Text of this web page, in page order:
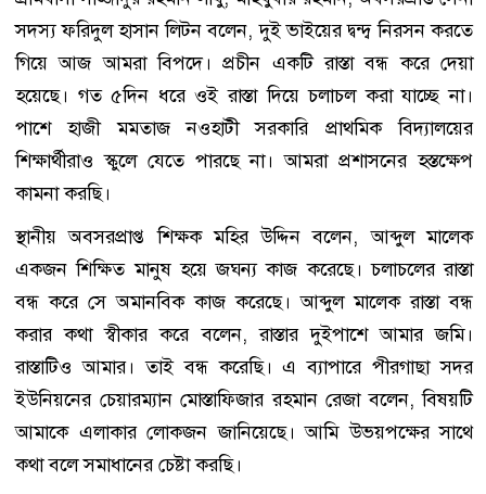
সদস্য ফরিদুল হাসান লিটন বলেন, দুই ভাইয়ের দ্বন্দ্ব নিরসন করতে
গিয়ে আজ আমরা বিপদে। প্রচীন একটি রাস্তা বন্ধ করে দেয়া
হয়েছে। গত ৫দিন ধরে ওই রাস্তা দিয়ে চলাচল করা যাচ্ছে না।
পাশে হাজী মমতাজ নওহাটী সরকারি প্রাথমিক বিদ্যালয়ের
শিক্ষার্থীরাও স্কুলে যেতে পারছে না। আমরা প্রশাসনের হস্তক্ষেপ
কামনা করছি।
স্থানীয় অবসরপ্রাপ্ত শিক্ষক মহির উদ্দিন বলেন, আব্দুল মালেক
একজন শিক্ষিত মানুষ হয়ে জঘন্য কাজ করেছে। চলাচলের রাস্তা
বন্ধ করে সে অমানবিক কাজ করেছে। আব্দুল মালেক রাস্তা বন্ধ
করার কথা স্বীকার করে বলেন, রাস্তার দুইপাশে আমার জমি।
রাস্তাটিও আমার। তাই বন্ধ করেছি। এ ব্যাপারে পীরগাছা সদর
ইউনিয়নের চেয়ারম্যান মোস্তাফিজার রহমান রেজা বলেন, বিষয়টি
আমাকে এলাকার লোকজন জানিয়েছে। আমি উভয়পক্ষের সাথে
কথা বলে সমাধানের চেষ্টা করছি।